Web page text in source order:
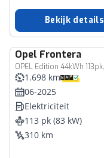
Bekijk details
Opel Frontera
1.698 km
06-2025
Elektriciteit
113 pk (83 kW)
310 km